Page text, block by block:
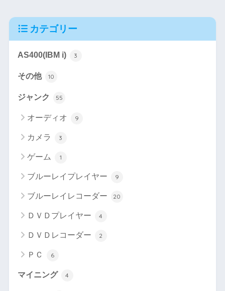
カテゴリー
AS400(IBM i) 3
その他 10
ジャンク 55
オーディオ 9
カメラ 3
ゲーム 1
ブルーレイプレイヤー 9
ブルーレイレコーダー 20
ＤＶＤプレイヤー 4
ＤＶＤレコーダー 2
ＰＣ 6
マイニング 4